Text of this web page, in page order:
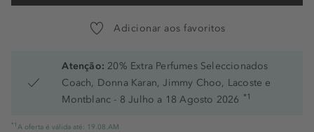
Adicionar aos favoritos
Atenção: 20% Extra Perfumes Seleccionados
Coach, Donna Karan, Jimmy Choo, Lacoste e
Montblanc - 8 Julho a 18 Agosto 2026 *1
*1 A oferta é válida até: 19.08.AM